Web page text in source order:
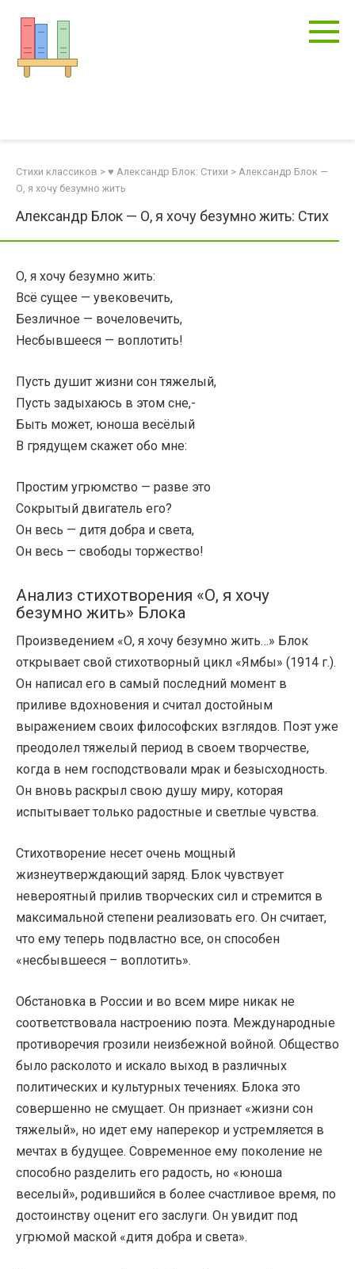
контенту
Стихи классиков > ♥ Александр Блок: Стихи > Александр Блок —
О, я хочу безумно жить
Александр Блок — О, я хочу безумно жить: Стих
О, я хочу безумно жить:
Всё сущее — увековечить,
Безличное — вочеловечить,
Несбывшееся — воплотить!
Пусть душит жизни сон тяжелый,
Пусть задыхаюсь в этом сне,-
Быть может, юноша весёлый
В грядущем скажет обо мне:
Простим угрюмство — разве это
Сокрытый двигатель его?
Он весь — дитя добра и света,
Он весь — свободы торжество!
Анализ стихотворения «О, я хочу
безумно жить» Блока
Произведением «О, я хочу безумно жить…» Блок
открывает свой стихотворный цикл «Ямбы» (1914 г.).
Он написал его в самый последний момент в
приливе вдохновения и считал достойным
выражением своих философских взглядов. Поэт уже
преодолел тяжелый период в своем творчестве,
когда в нем господствовали мрак и безысходность.
Он вновь раскрыл свою душу миру, которая
испытывает только радостные и светлые чувства.
Стихотворение несет очень мощный
жизнеутверждающий заряд. Блок чувствует
невероятный прилив творческих сил и стремится в
максимальной степени реализовать его. Он считает,
что ему теперь подвластно все, он способен
«несбывшееся – воплотить».
Обстановка в России и во всем мире никак не
соответствовала настроению поэта. Международные
противоречия грозили неизбежной войной. Общество
было расколото и искало выход в различных
политических и культурных течениях. Блока это
совершенно не смущает. Он признает «жизни сон
тяжелый», но идет ему наперекор и устремляется в
мечтах в будущее. Современное ему поколение не
способно разделить его радость, но «юноша
веселый», родившийся в более счастливое время, по
достоинству оценит его заслуги. Он увидит под
угрюмой маской «дитя добра и света».